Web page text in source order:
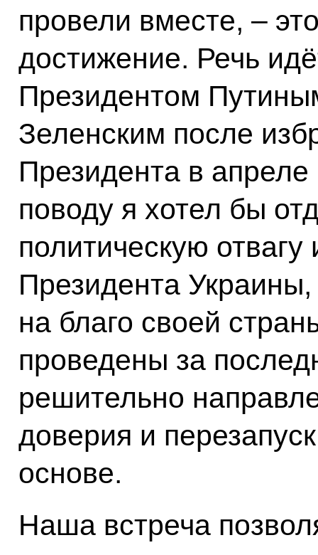
провели вместе, –
достижение. Речь
Президентом
Зеленским после
Президента в
поводу я хотел бы
политическую
Президента
на благо своей
проведены за
решительно
доверия и
основе.
Наша встреча